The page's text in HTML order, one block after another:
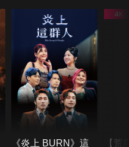
《炎上 BURN》這 【荒